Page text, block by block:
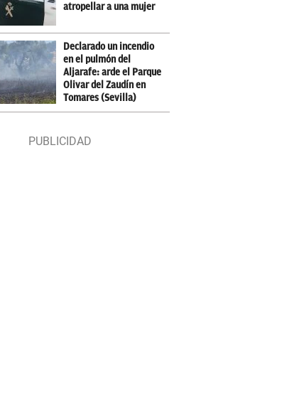
atropellar a una mujer
Declarado un incendio
en el pulmón del
Aljarafe: arde el Parque
Olivar del Zaudín en
Tomares (Sevilla)